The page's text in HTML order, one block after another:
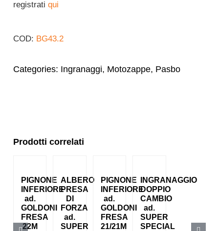
registrati qui
COD: BG43.2
Categories: Ingranaggi, Motozappe, Pasbo
Prodotti correlati
PIGNONE
INFERIORE
ad.
GOLDONI
FRESA
22M
ALBERO
PRESA
DI
FORZA
ad.
SUPER
PIGNONE
INFERIORE
ad.
GOLDONI
FRESA
21/21M
INGRANAGGIO
DOPPIO
CAMBIO
ad.
SUPER
SPECIAL